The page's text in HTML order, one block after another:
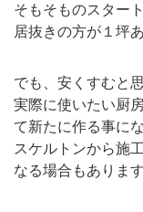
そもそものスター
居抜きの方が１坪
でも、安くすむと
実際に使いたい厨
て新たに作る事にな
スケルトンから施
なる場合もあります